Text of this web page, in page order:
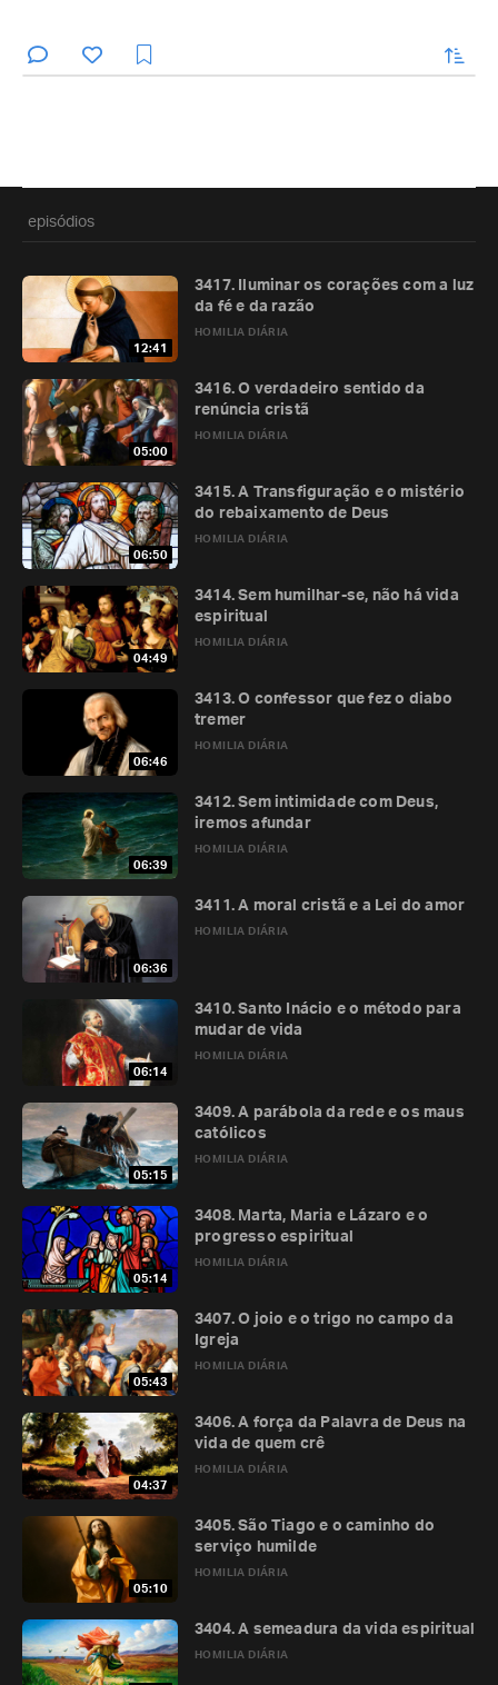
enviar
episódios
12:41
HOMILIA DIÁRIA
3417. Iluminar os corações com a luz
da fé e da razão
05:00
HOMILIA DIÁRIA
3416. O verdadeiro sentido da
renúncia cristã
06:50
HOMILIA DIÁRIA
3415. A Transfiguração e o mistério
do rebaixamento de Deus
04:49
HOMILIA DIÁRIA
3414. Sem humilhar-se, não há vida
espiritual
06:46
HOMILIA DIÁRIA
3413. O confessor que fez o diabo
tremer
06:39
HOMILIA DIÁRIA
3412. Sem intimidade com Deus,
iremos afundar
06:36
HOMILIA DIÁRIA
3411. A moral cristã e a Lei do amor
06:14
HOMILIA DIÁRIA
3410. Santo Inácio e o método para
mudar de vida
05:15
HOMILIA DIÁRIA
3409. A parábola da rede e os maus
católicos
05:14
HOMILIA DIÁRIA
3408. Marta, Maria e Lázaro e o
progresso espiritual
05:43
HOMILIA DIÁRIA
3407. O joio e o trigo no campo da
Igreja
04:37
HOMILIA DIÁRIA
3406. A força da Palavra de Deus na
vida de quem crê
05:10
HOMILIA DIÁRIA
3405. São Tiago e o caminho do
serviço humilde
HOMILIA DIÁRIA
3404. A semeadura da vida espiritual